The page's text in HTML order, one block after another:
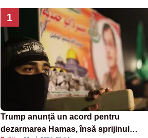
1
Trump anunță un acord pentru
dezarmarea Hamas, însă sprijinul